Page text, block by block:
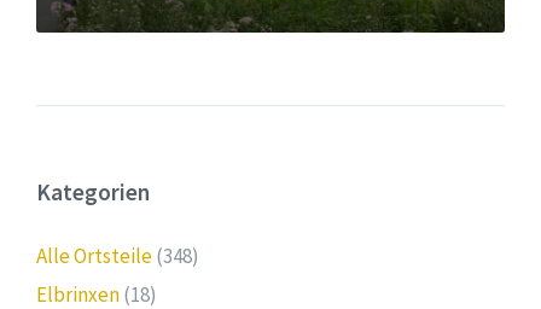
Kategorien
Alle Ortsteile(348)
Elbrinxen(18)